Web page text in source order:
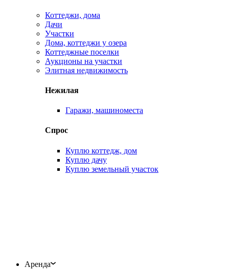
Коттеджи, дома
Дачи
Участки
Дома, коттеджи у озера
Коттеджные поселки
Аукционы на участки
Элитная недвижимость
Нежилая
Гаражи, машиноместа
Спрос
Куплю коттедж, дом
Куплю дачу
Куплю земельный участок
Аренда